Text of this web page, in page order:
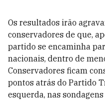
Os resultados irão
conservadores de que,
partido se encaminha
nacionais, dentro de
Conservadores ficam
pontos atrás do Partido
esquerda, nas